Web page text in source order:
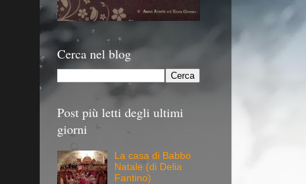
Cerca nel blog
Post più letti degli ultimi
giorni
La casa di Babbo
Natale (di Delia
Fantino)